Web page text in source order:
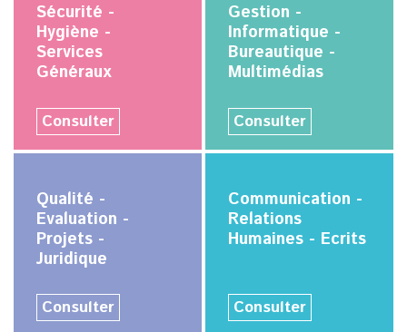
Sécurité -
Hygiène -
Services
Généraux
Consulter
Gestion -
Informatique -
Bureautique -
Multimédias
Consulter
Qualité -
Evaluation -
Projets -
Juridique
Consulter
Communication -
Relations
Humaines - Ecrits
Consulter